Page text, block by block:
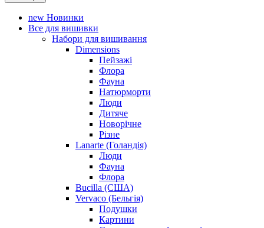
new Новинки
Все для вишивки
Набори для вишивання
Dimensions
Пейзажі
Флора
Фауна
Натюрморти
Люди
Дитяче
Новорічне
Різне
Lanarte (Голандія)
Люди
Фауна
Флора
Bucilla (США)
Vervaco (Бельгія)
Подушки
Картини